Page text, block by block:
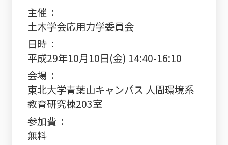
主催
土木学会応用力学委員会
日時
平成29年10月10日(金) 14:40-16:10
会場
東北大学青葉山キャンパス 人間環境系
教育研究棟203室
参加費
無料